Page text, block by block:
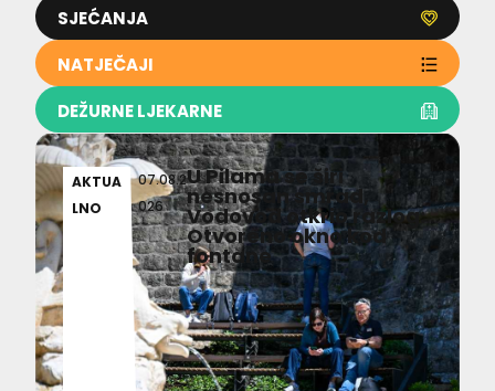
SJEĆANJA
NATJEČAJI
DEŽURNE LJEKARNE
AKTUA
LNO
07.08.2
026
U Pilama se širi
nesnosan smrad,
Vodovod otkrio razlog:
Otvoreno okno kod
fontane